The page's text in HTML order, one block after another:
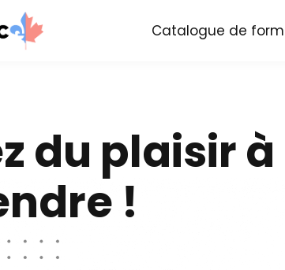
Catalogue de
du plaisir à
!